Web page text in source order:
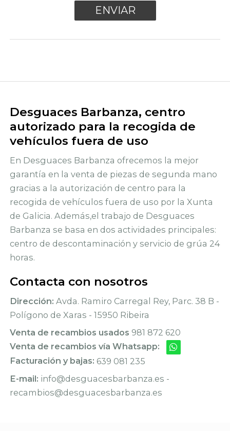
Desguaces Barbanza, centro
autorizado para la recogida de
vehículos fuera de uso
En Desguaces Barbanza ofrecemos la mejor
garantía en la venta de piezas de segunda mano
gracias a la autorización de centro para la
recogida de vehículos fuera de uso por la Xunta
de Galicia. Además,el trabajo de Desguaces
Barbanza se basa en dos actividades principales:
centro de descontaminación y servicio de grúa 24
horas.
Contacta con nosotros
Dirección: Avda. Ramiro Carregal Rey, Parc. 38 B -
Polígono de Xaras - 15950 Ribeira
Venta de recambios usados 981 872 620
Venta de recambios vía Whatsapp:
Facturación y bajas: 639 081 235
E-mail: info@desguacesbarbanza.es -
recambios@desguacesbarbanza.es